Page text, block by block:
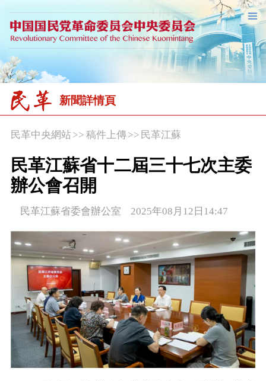
新聞詳情頁
民革中央網站>> 稿件上傳>> 民革江蘇
民革江蘇省十二屆三十七次主委
辦公會召開
民革江蘇省委會辦公室 2025年08月12日14:47